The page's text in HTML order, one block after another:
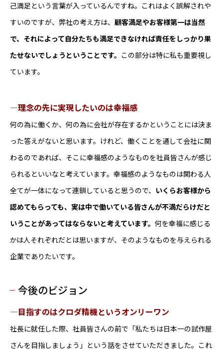
己満足という言葉が入っているんですね。これはよく誤解されや
すいのですが、弊社の考え方は、 顧客満足やお客様第一は当然
で、それによって自分たちも満足できなければ責任をしっかり果
たせないでしょうということです。 この部分は特に私も重要視し
ています。
―理念の先に実現したいのは幸福感
何の為に働くか、何の為に会社が存在するかということには決ま
った答えがないと思います。けれど、働くことを通して会社に関
わるのであれば、そこに幸福感のようなものを社員皆さんが感じ
られるといいなと考えています。幸福感のようなものは関わる人
全てが一体になって連鎖していると思うので、 いくらお客様から
認めてもらっても、実は中で働いている皆さんが不満だらけだと
いうことがあってはならないと考えています。 何を幸福に感じる
かは人それぞれだとは思いますが、そのようなものを与えられる
企業でありたいです。
今後のビジョン
―目指すのはクロダ精機というオンリーワン
社長に就任した際、社員皆さんの前で「私たちは日本一の試作屋
さんを目指しましょう」という話をさせていただきました。これ